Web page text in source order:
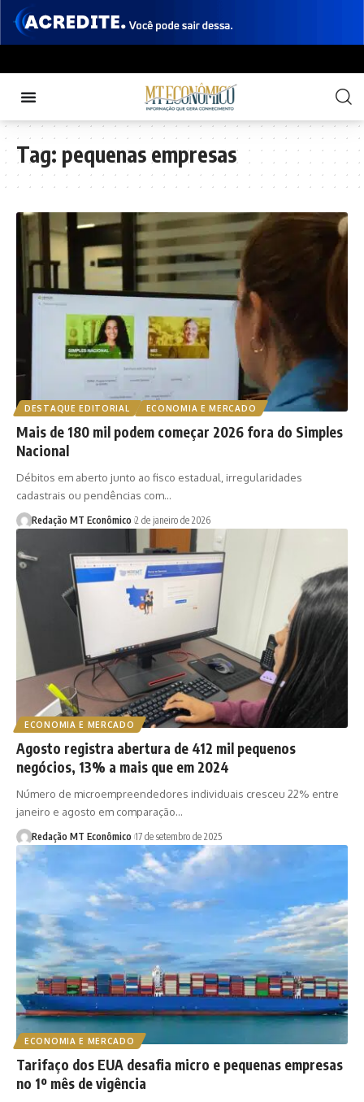
Tag: pequenas empresas
DESTAQUE EDITORIAL ECONOMIA E MERCADO
Mais de 180 mil podem começar 2026 fora do Simples
Nacional
Débitos em aberto junto ao fisco estadual, irregularidades
cadastrais ou pendências com…
Redação MT Econômico 2 de janeiro de 2026
ECONOMIA E MERCADO
Agosto registra abertura de 412 mil pequenos
negócios, 13% a mais que em 2024
Número de microempreendedores individuais cresceu 22% entre
janeiro e agosto em comparação…
Redação MT Econômico 17 de setembro de 2025
ECONOMIA E MERCADO
Tarifaço dos EUA desafia micro e pequenas empresas
no 1º mês de vigência